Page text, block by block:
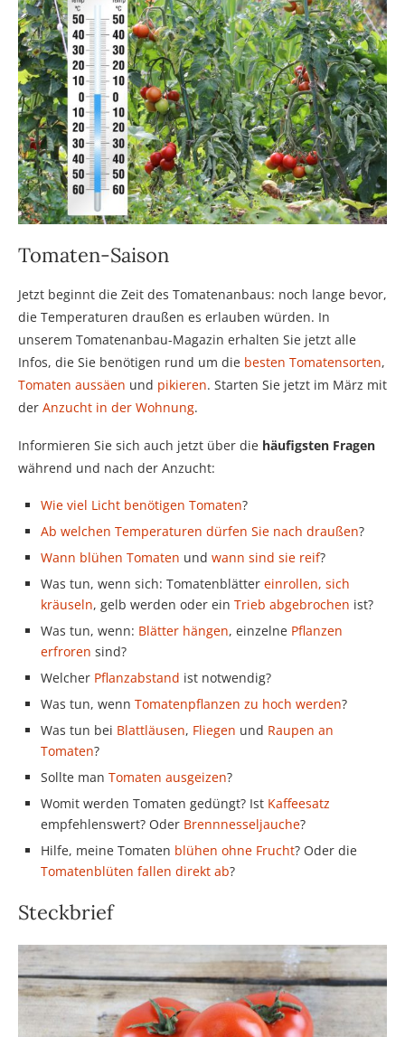
Tomaten-Saison
Jetzt beginnt die Zeit des Tomatenanbaus: noch lange bevor,
die Temperaturen draußen es erlauben würden. In
unserem Tomatenanbau-Magazin erhalten Sie jetzt alle
Infos, die Sie benötigen rund um die besten Tomatensorten,
Tomaten aussäen und pikieren. Starten Sie jetzt im März mit
der Anzucht in der Wohnung.
Informieren Sie sich auch jetzt über die häufigsten Fragen
während und nach der Anzucht:
Wie viel Licht benötigen Tomaten?
Ab welchen Temperaturen dürfen Sie nach draußen?
Wann blühen Tomaten und wann sind sie reif?
Was tun, wenn sich: Tomatenblätter einrollen, sich
kräuseln, gelb werden oder ein Trieb abgebrochen ist?
Was tun, wenn: Blätter hängen, einzelne Pflanzen
erfroren sind?
Welcher Pflanzabstand ist notwendig?
Was tun, wenn Tomatenpflanzen zu hoch werden?
Was tun bei Blattläusen, Fliegen und Raupen an
Tomaten?
Sollte man Tomaten ausgeizen?
Womit werden Tomaten gedüngt? Ist Kaffeesatz
empfehlenswert? Oder Brennnesseljauche?
Hilfe, meine Tomaten blühen ohne Frucht? Oder die
Tomatenblüten fallen direkt ab?
Steckbrief